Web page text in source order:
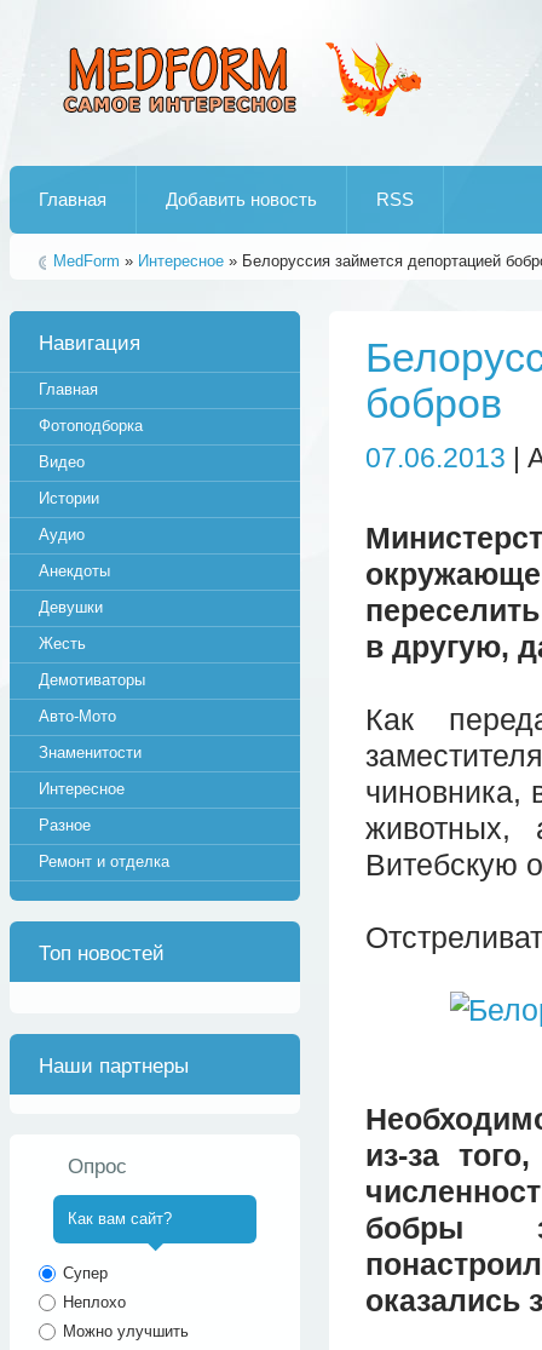
Главная Добавить новость RSS
MedForm » Интересное » Белоруссия займется депортацией
бобров
07.06.2013 |
в другую,
Как
чиновника,
Витебскую
из-за
бобры
оказались
Навигация
Главная
Фотоподборка
Видео
Истории
Аудио
Анекдоты
Девушки
Жесть
Демотиваторы
Авто-Мото
Знаменитости
Интересное
Разное
Ремонт и отделка
Топ новостей
Наши партнеры
Опрос
Как вам сайт?
Супер
Неплохо
Можно улучшить